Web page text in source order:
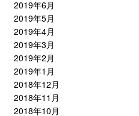
2019年6月
2019年5月
2019年4月
2019年3月
2019年2月
2019年1月
2018年12月
2018年11月
2018年10月